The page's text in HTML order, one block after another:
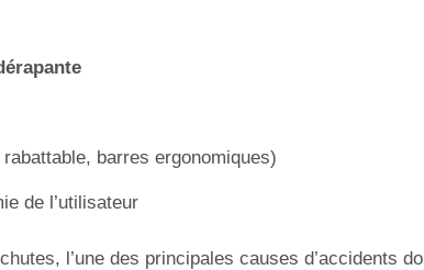
barres ergonomiques)
de l’utilisateur
l’une des principales causes d’accidents